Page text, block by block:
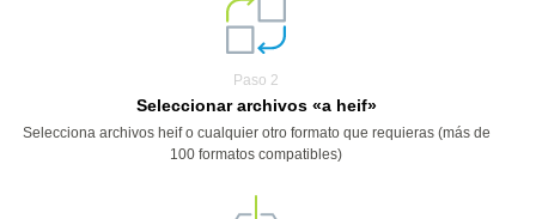
Paso 2
Seleccionar archivos «a heif»
Selecciona archivos heif o cualquier otro formato que requieras (más de
100 formatos compatibles)